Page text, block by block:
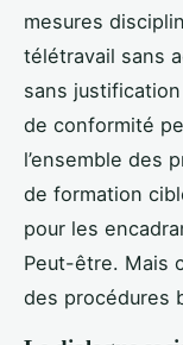
mesures
télétravail sans
sans
de conformité
l’ensemble des
de formation
pour les
Peut-être. Mais
des procédures